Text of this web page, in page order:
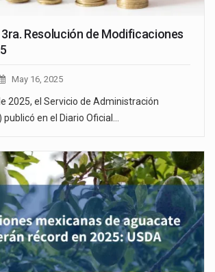
3ra. Resolución de Modificaciones
May 16, 2025
2025, el Servicio de Administración
en el Diario Oficial…